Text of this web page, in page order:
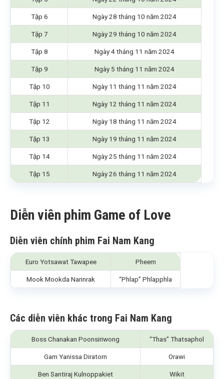
Tập 6 Ngày 28 tháng 10 năm 2024
Tập 7 Ngày 29 tháng 10 năm 2024
Tập 8 Ngày 4 tháng 11 năm 2024
Tập 9 Ngày 5 tháng 11 năm 2024
Tập 10 Ngày 11 tháng 11 năm 2024
Tập 11 Ngày 12 tháng 11 năm 2024
Tập 12 Ngày 18 tháng 11 năm 2024
Tập 13 Ngày 19 tháng 11 năm 2024
Tập 14 Ngày 25 tháng 11 năm 2024
Tập 15 Ngày 26 tháng 11 năm 2024
Diễn viên phim Game of Love
Diễn viên chính phim Fai Nam Kang
Euro Yotsawat Tawapee Pheem
Mook Mookda Narinrak “Phlap” Phlapphla
Các diễn viên khác trong Fai Nam Kang
Boss Chanakan Poonsiriwong “Thas” Thatsaphol
Gam Yanissa Diratorn Orawi
Ben Santiraj Kulnoppakiet Wikit